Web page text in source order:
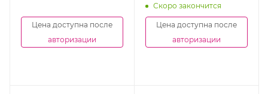
Цена доступна после
авторизации
Скоро закончится
Цена доступна после
авторизации